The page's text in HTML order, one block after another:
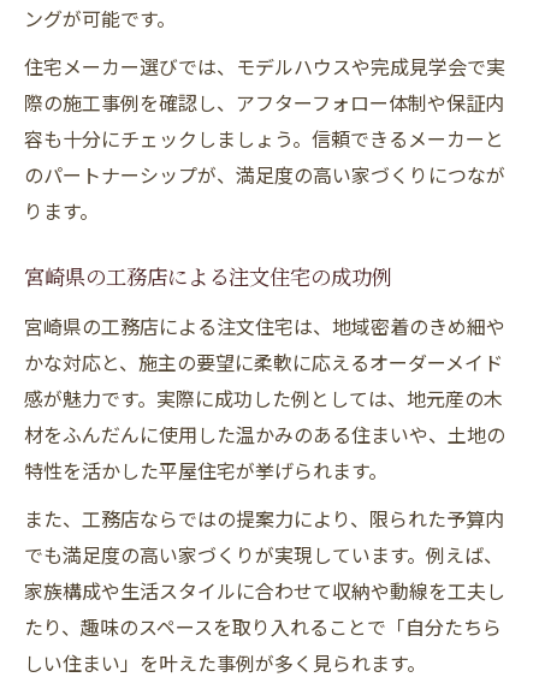
ングが可能です。
住宅メーカー選びでは、モデルハウスや完成見学会で実
際の施工事例を確認し、アフターフォロー体制や保証内
容も十分にチェックしましょう。信頼できるメーカーと
のパートナーシップが、満足度の高い家づくりにつなが
ります。
宮崎県の工務店による注文住宅の成功例
宮崎県の工務店による注文住宅は、地域密着のきめ細や
かな対応と、施主の要望に柔軟に応えるオーダーメイド
感が魅力です。実際に成功した例としては、地元産の木
材をふんだんに使用した温かみのある住まいや、土地の
特性を活かした平屋住宅が挙げられます。
また、工務店ならではの提案力により、限られた予算内
でも満足度の高い家づくりが実現しています。例えば、
家族構成や生活スタイルに合わせて収納や動線を工夫し
たり、趣味のスペースを取り入れることで「自分たちら
しい住まい」を叶えた事例が多く見られます。